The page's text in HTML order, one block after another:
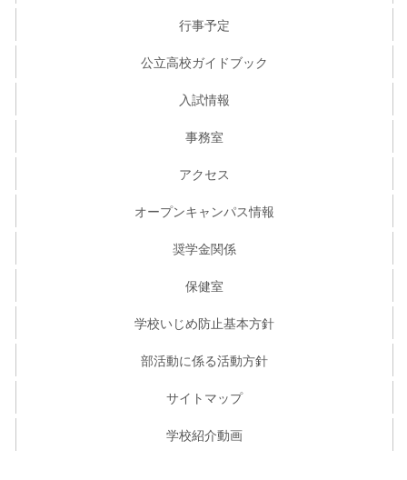
行事予定
公立高校ガイドブック
入試情報
事務室
アクセス
オープンキャンパス情報
奨学金関係
保健室
学校いじめ防止基本方針
部活動に係る活動方針
サイトマップ
学校紹介動画